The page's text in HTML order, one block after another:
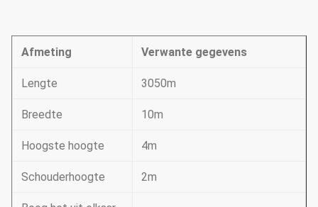
Afmeting Verwante gegevens
Lengte 3050m
Breedte 10m
Hoogste hoogte 4m
Schouderhoogte 2m